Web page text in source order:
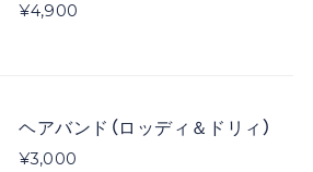
¥4,900
ヘアバンド（ロッディ＆ドリィ）
¥3,000